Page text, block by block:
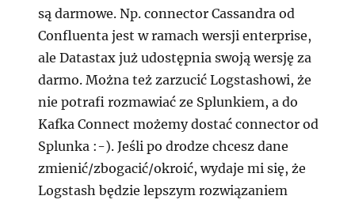
są darmowe. Np. connector Cassandra od
Confluenta jest w ramach wersji enterprise,
ale Datastax już udostępnia swoją wersję za
darmo. Można też zarzucić Logstashowi, że
nie potrafi rozmawiać ze Splunkiem, a do
Kafka Connect możemy dostać connector od
Splunka :-). Jeśli po drodze chcesz dane
zmienić/zbogacić/okroić, wydaje mi się, że
Logstash będzie lepszym rozwiązaniem